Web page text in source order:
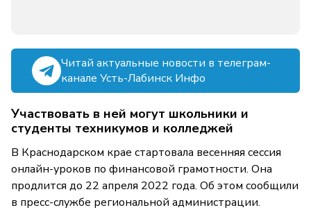
Читай актуальные новости в телеграм-
канале Усть-Лабинск Инфо
Участвовать в ней могут школьники и
студенты техникумов и колледжей
В Краснодарском крае стартовала весенняя сессия
онлайн-уроков по финансовой грамотности. Она
продлится до 22 апреля 2022 года. Об этом сообщили
в пресс-службе региональной администрации.